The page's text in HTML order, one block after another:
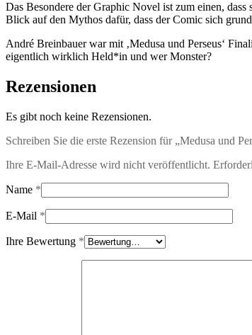
Das Besondere der Graphic Novel ist zum einen,
Blick auf den Mythos dafür, dass der Comic sich
André Breinbauer war mit ‚Medusa und Perseus‘
eigentlich wirklich Held*in und wer Monster?
Rezensionen
Es gibt noch keine Rezensionen.
Schreiben Sie die erste Rezension für „Medusa und
Ihre E-Mail-Adresse wird nicht veröffentlicht.
Name *
E-Mail *
Ihre Bewertung *